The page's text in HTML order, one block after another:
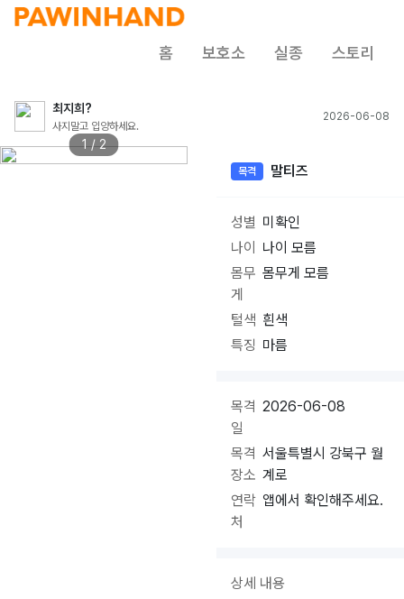
홈 보호소 실종 스토리
최지희?
사지말고 입양하세요.
2026-06-08
1 / 2
목격 말티즈
성별 미확인
나이
나이 모름
몸무
게
몸무게 모름
털색 흰색
특징 마름
목격
일
2026-06-08
목격
장소
서울특별시 강북구 월
계로
연락
처
앱에서 확인해주세요.
상세 내용